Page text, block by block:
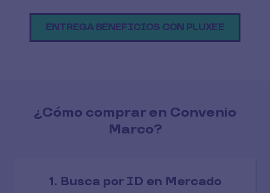
ENTREGA BENEFICIOS CON PLUXEE
¿Cómo comprar en Convenio
Marco?
1. Busca por ID en Mercado